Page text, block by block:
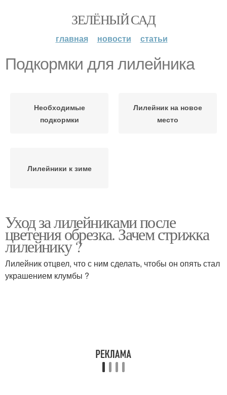
ЗЕЛЁНЫЙ САД
главная новости статьи
Подкормки для лилейника
Необходимые
подкормки
Лилейник на новое
место
Лилейники к зиме
Уход за лилейниками после
цветения обрезка. Зачем стрижка
лилейнику ?
Лилейник отцвел, что с ним сделать, чтобы он опять стал
украшением клумбы ?